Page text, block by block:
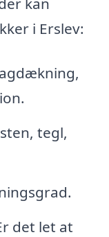
i Erslev:
tegl,
det let at